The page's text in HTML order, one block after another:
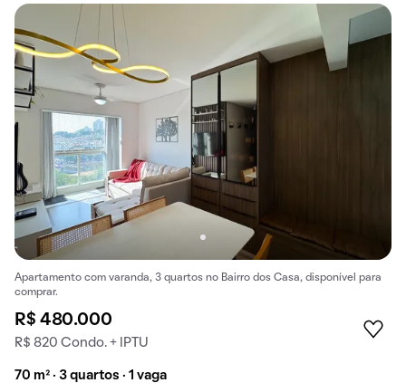
Apartamento com varanda, 3 quartos no Bairro dos Casa, disponível para
comprar.
R$ 480.000
R$ 820 Condo. + IPTU
70 m² · 3 quartos · 1 vaga